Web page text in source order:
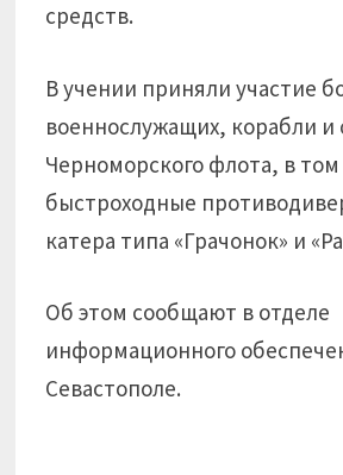
средств.
В учении приняли участие
военнослужащих, корабли и
Черноморского флота, в том
быстроходные
катера типа «Грачонок» и
Об этом сообщают в отделе
информационного
Севастополе.